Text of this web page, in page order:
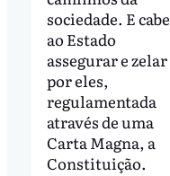
sociedade. E cabe
ao Estado
assegurar e zelar
por eles,
regulamentada
através de uma
Carta Magna, a
Constituição.